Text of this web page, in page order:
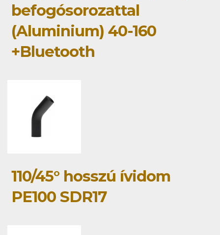
befogósorozattal
(Aluminium) 40-160
+Bluetooth
110/45° hosszú ívidom
PE100 SDR17